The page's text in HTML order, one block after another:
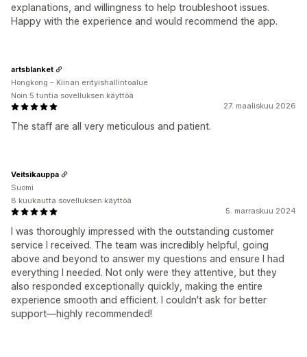
explanations, and willingness to help troubleshoot issues.
Happy with the experience and would recommend the app.
27. maaliskuu 2026
The staff are all very meticulous and patient.
artsblanket
Hongkong – Kiinan erityishallintoalue
Noin 5 tuntia sovelluksen käyttöä
5. marraskuu 2024
I was thoroughly impressed with the outstanding customer
service I received. The team was incredibly helpful, going
above and beyond to answer my questions and ensure I had
everything I needed. Not only were they attentive, but they
also responded exceptionally quickly, making the entire
experience smooth and efficient. I couldn't ask for better
support—highly recommended!
Veitsikauppa
Suomi
8 kuukautta sovelluksen käyttöä